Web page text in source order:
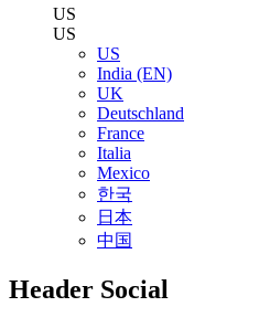
US
US
US
India (EN)
UK
Deutschland
France
Italia
Mexico
한국
日本
中国
Header Social